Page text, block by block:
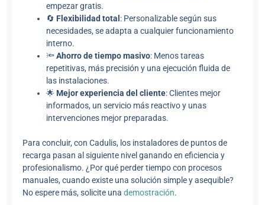
empezar gratis.
🔄 Flexibilidad total : Personalizable según sus
necesidades, se adapta a cualquier funcionamiento
interno.
🔦Ahorro de tiempo masivo: Menos tareas
repetitivas, más precisión y una ejecución fluida de
las instalaciones.
🌟 Mejor experiencia del cliente: Clientes mejor
informados, un servicio más reactivo y unas
intervenciones mejor preparadas.
Para concluir, con Cadulis, los instaladores de puntos de
recarga pasan al siguiente nivel ganando en eficiencia y
profesionalismo. ¿Por qué perder tiempo con procesos
manuales, cuando existe una solución simple y asequible?
No espere más, solicite unademostración.